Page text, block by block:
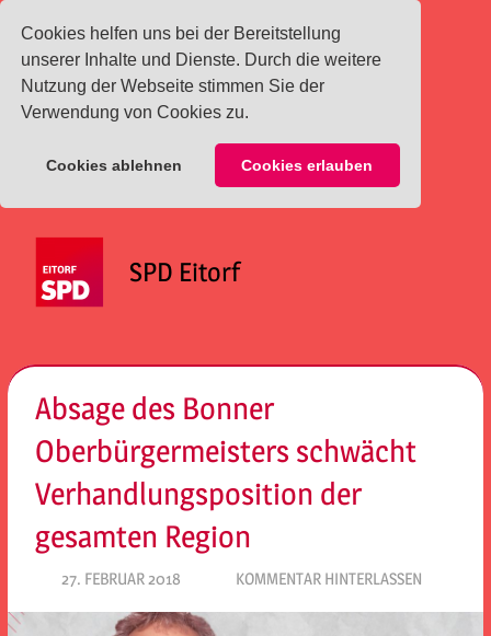
Cookies helfen uns bei der Bereitstellung
unserer Inhalte und Dienste. Durch die weitere
Nutzung der Webseite stimmen Sie der
Verwendung von Cookies zu.
Cookies ablehnen Cookies erlauben
springen
SPD Eitorf
Absage des Bonner
Oberbürgermeisters schwächt
Verhandlungsposition der
gesamten Region
27. FEBRUAR 2018 SPD EITORF
KOMMENTAR HINTERLASSEN